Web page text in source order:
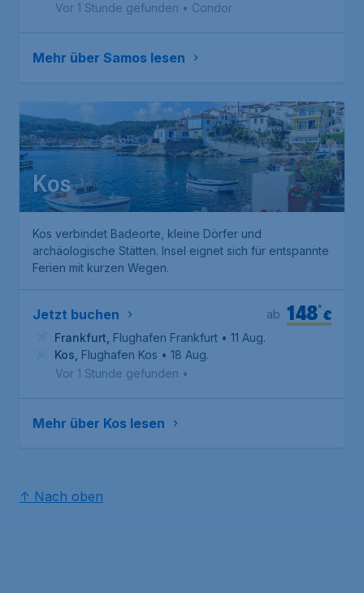
Vor 1 Stunde gefunden • Condor
Mehr über Samos lesen
Kos
Kos verbindet Badeorte, kleine Dörfer und
archäologische Stätten. Insel eignet sich für entspannte
Ferien mit kurzen Wegen.
Jetzt buchen €
148*
ab
Frankfurt Flughafen Frankfurt • 11 Aug.
Kos Flughafen Kos • 18 Aug.
Vor 1 Stunde gefunden •
Mehr über Kos lesen
↑ Nach oben